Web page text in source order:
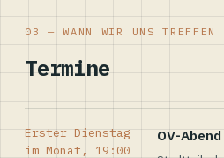
03 — WANN WIR UNS TREFFEN
Termine
Erster Dienstag
im Monat, 19:00
OV-Abend